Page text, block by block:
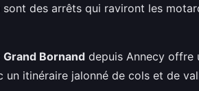
des arrêts qui raviront les
Grand Bornand depuis Annecy offre
un itinéraire jalonné de cols et de